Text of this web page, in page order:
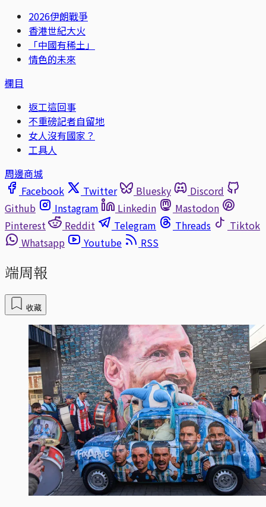
2026伊朗戰爭
香港世紀大火
「中國有稀土」
情色的未來
欄目
返工這回事
不重磅記者自留地
女人沒有國家？
工具人
周邊商城
Facebook
Twitter Bluesky
Discord
Github
Instagram Linkedin
Mastodon
Pinterest
Reddit Telegram Threads
Tiktok
Whatsapp
Youtube RSS
端周報
收藏